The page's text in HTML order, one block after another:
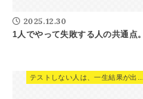
2025.12.30
1人でやって失敗する人の共通点。